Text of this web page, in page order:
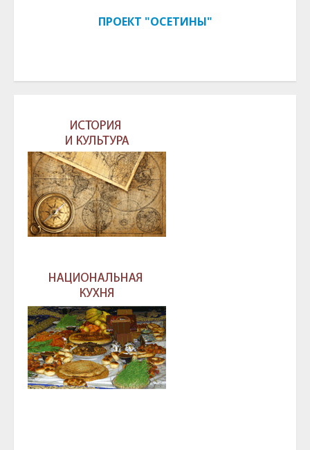
ПРОЕКТ "ОСЕТИНЫ"